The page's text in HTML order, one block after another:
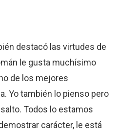
destacó las virtudes de
le gusta muchísimo
de los mejores
Yo también lo pienso pero
Todos lo estamos
carácter, le está